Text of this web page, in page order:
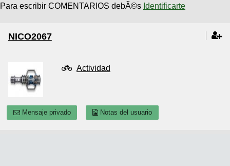
Para escribir COMENTARIOS debÃ©s Identificarte
NICO2067
Actividad
Mensaje privado Notas del usuario